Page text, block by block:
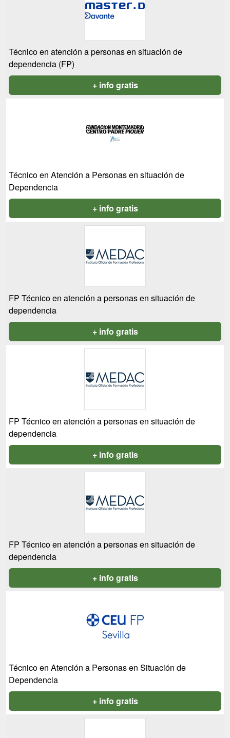
Técnico en atención a personas en situación de
dependencia (FP)
+ info gratis
Técnico en Atención a Personas en situación de
Dependencia
+ info gratis
FP Técnico en atención a personas en situación de
dependencia
+ info gratis
FP Técnico en atención a personas en situación de
dependencia
+ info gratis
FP Técnico en atención a personas en situación de
dependencia
+ info gratis
Técnico en Atención a Personas en Situación de
Dependencia
+ info gratis